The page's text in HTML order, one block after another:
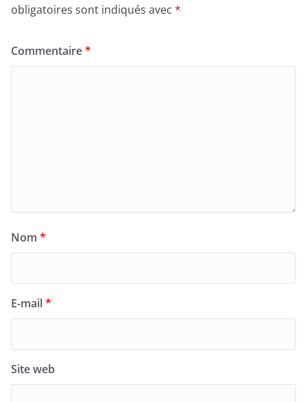
obligatoires sont indiqués avec *
Commentaire*
Nom *
E-mail*
Site web